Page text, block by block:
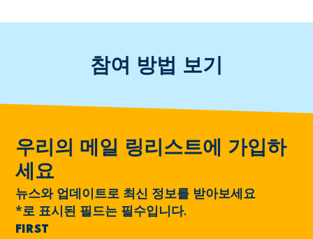
참여 방법 보기
우리의 메일 링리스트에 가입하
세요
뉴스와 업데이트로 최신 정보를 받아보세요
*로 표시된 필드는 필수입니다.
FIRST